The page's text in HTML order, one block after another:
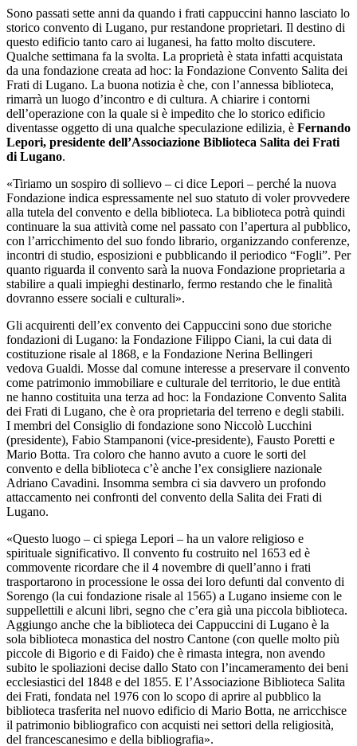
Sono passati sette anni da quando i frati cappuccini hanno lasciato lo
storico convento di Lugano, pur restandone proprietari. Il destino di
questo edificio tanto caro ai luganesi, ha fatto molto discutere.
Qualche settimana fa la svolta. La proprietà è stata infatti acquistata
da una fondazione creata ad hoc: la Fondazione Convento Salita dei
Frati di Lugano. La buona notizia è che, con l’annessa biblioteca,
rimarrà un luogo d’incontro e di cultura. A chiarire i contorni
dell’operazione con la quale si è impedito che lo storico edificio
diventasse oggetto di una qualche speculazione edilizia, è Fernando
Lepori, presidente dell’Associazione Biblioteca Salita dei Frati
di Lugano.
«Tiriamo un sospiro di sollievo – ci dice Lepori – perché la nuova
Fondazione indica espressamente nel suo statuto di voler provvedere
alla tutela del convento e della biblioteca. La biblioteca potrà quindi
continuare la sua attività come nel passato con l’apertura al pubblico,
con l’arricchimento del suo fondo librario, organizzando conferenze,
incontri di studio, esposizioni e pubblicando il periodico “Fogli”. Per
quanto riguarda il convento sarà la nuova Fondazione proprietaria a
stabilire a quali impieghi destinarlo, fermo restando che le finalità
dovranno essere sociali e culturali».
Gli acquirenti dell’ex convento dei Cappuccini sono due storiche
fondazioni di Lugano: la Fondazione Filippo Ciani, la cui data di
costituzione risale al 1868, e la Fondazione Nerina Bellingeri
vedova Gualdi. Mosse dal comune interesse a preservare il convento
come patrimonio immobiliare e culturale del territorio, le due entità
ne hanno costituita una terza ad hoc: la Fondazione Convento Salita
dei Frati di Lugano, che è ora proprietaria del terreno e degli stabili.
I membri del Consiglio di fondazione sono Niccolò Lucchini
(presidente), Fabio Stampanoni (vice-presidente), Fausto Poretti e
Mario Botta. Tra coloro che hanno avuto a cuore le sorti del
convento e della biblioteca c’è anche l’ex consigliere nazionale
Adriano Cavadini. Insomma sembra ci sia davvero un profondo
attaccamento nei confronti del convento della Salita dei Frati di
Lugano.
«Questo luogo – ci spiega Lepori – ha un valore religioso e
spirituale significativo. Il convento fu costruito nel 1653 ed è
commovente ricordare che il 4 novembre di quell’anno i frati
trasportarono in processione le ossa dei loro defunti dal convento di
Sorengo (la cui fondazione risale al 1565) a Lugano insieme con le
suppellettili e alcuni libri, segno che c’era già una piccola biblioteca.
Aggiungo anche che la biblioteca dei Cappuccini di Lugano è la
sola biblioteca monastica del nostro Cantone (con quelle molto più
piccole di Bigorio e di Faido) che è rimasta integra, non avendo
subito le spoliazioni decise dallo Stato con l’incameramento dei beni
ecclesiastici del 1848 e del 1855. E l’Associazione Biblioteca Salita
dei Frati, fondata nel 1976 con lo scopo di aprire al pubblico la
biblioteca trasferita nel nuovo edificio di Mario Botta, ne arricchisce
il patrimonio bibliografico con acquisti nei settori della religiosità,
del francescanesimo e della bibliografia».